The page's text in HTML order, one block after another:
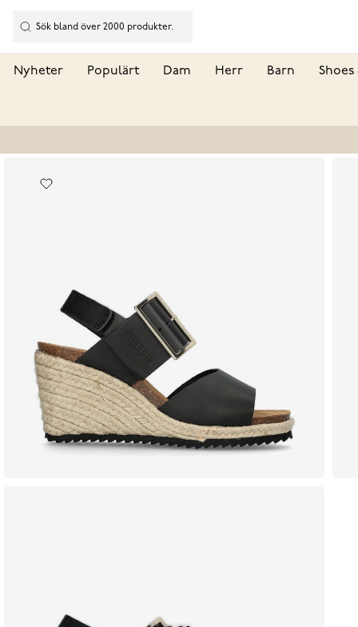
Nyheter Populärt Dam Herr Barn Shoes